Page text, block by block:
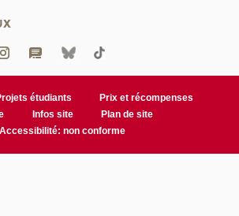
étudiants
Prix et récompenses
Infos site
Plan de site
Accessibilité: non conforme